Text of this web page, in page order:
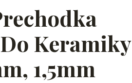
Keramiky
1,5mm